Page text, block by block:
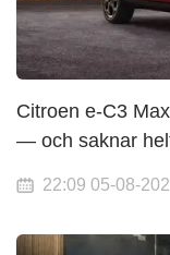
Citroen e-C3
— och saknar
22:09 05-08-